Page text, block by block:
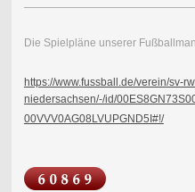
Die Spielpläne unserer
https://www.fussball.de/verein/sv-
niedersachsen/-/id/
00VVV0AG08LVUPGND5I#!/